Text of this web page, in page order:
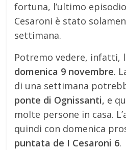
fortuna, l’ultimo
Cesaroni è stato
settimana.
Potremo vedere, infatti,
domenica 9 novembre.
di una settimana
ponte di Ognissanti, e
molte persone in casa.
quindi con domenica
puntata de I Cesaroni 6.